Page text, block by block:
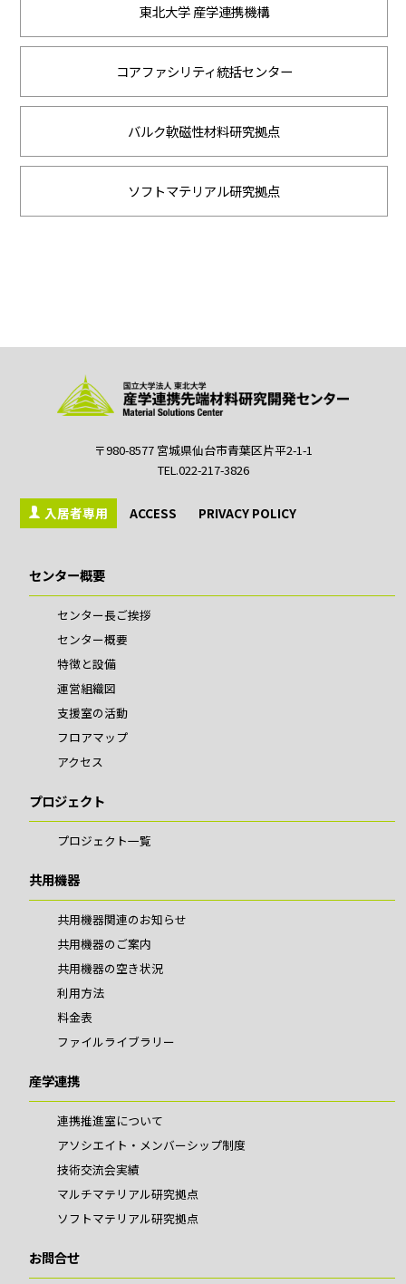
東北大学 産学連携機構
コアファシリティ統括センター
バルク軟磁性材料研究拠点
ソフトマテリアル研究拠点
〒980-8577 宮城県仙台市青葉区片平2-1-1
TEL.022-217-3826
入居者専用 ACCESS PRIVACY POLICY
センター概要
センター長ご挨拶
センター概要
特徴と設備
運営組織図
支援室の活動
フロアマップ
アクセス
プロジェクト
プロジェクト一覧
共用機器
共用機器関連のお知らせ
共用機器のご案内
共用機器の空き状況
利用方法
料金表
ファイルライブラリー
産学連携
連携推進室について
アソシエイト・メンバーシップ制度
技術交流会実績
マルチマテリアル研究拠点
ソフトマテリアル研究拠点
お問合せ